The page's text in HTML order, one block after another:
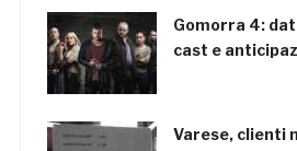
Gomorra 4:
cast e
Varese, clienti